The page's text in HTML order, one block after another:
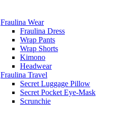
Fraulina Wear
Fraulina Dress
Wrap Pants
Wrap Shorts
Kimono
Headwear
Fraulina Travel
Secret Luggage Pillow
Secret Pocket Eye-Mask
Scrunchie